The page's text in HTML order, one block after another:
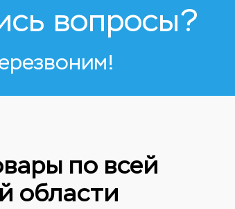
вопросы?
по всей
области